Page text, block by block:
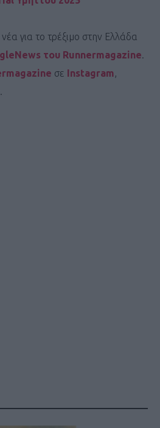
για το τρέξιμο στην Ελλάδα
του Runnermagazine.
σε Instagram,
.